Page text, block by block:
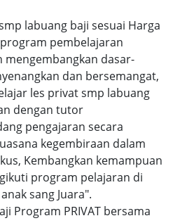
labuang baji sesuai Harga
pembelajaran
dasar-
dan bersemangat,
les privat smp labuang
dengan tutor
pengajaran secara
kegembiraan dalam
Kembangkan kemampuan
program pelajaran di
sang Juara".
Program PRIVAT bersama